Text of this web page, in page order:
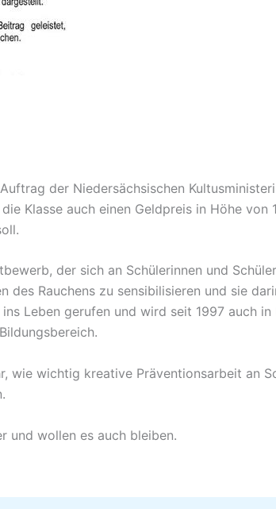
der Niedersächsischen
Klasse auch einen Geldpreis in Höhe
der sich an Schülerinnen und
Rauchens zu sensibilisieren und sie
Leben gerufen und wird seit 1997 auch
wie wichtig kreative Präventionsarbeit an
und wollen es auch bleiben.